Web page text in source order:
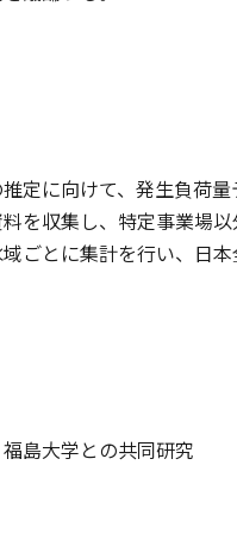
定に向けて、発生負荷
を収集し、特定事業場
ごとに集計を行い、日
島大学との共同研究